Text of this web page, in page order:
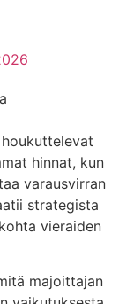
hinnat, kun
varausvirran
strategista
vieraiden
majoittajan